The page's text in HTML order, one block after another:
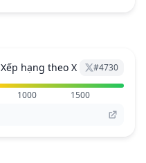
Xếp hạng theo X #4730
1000
1500